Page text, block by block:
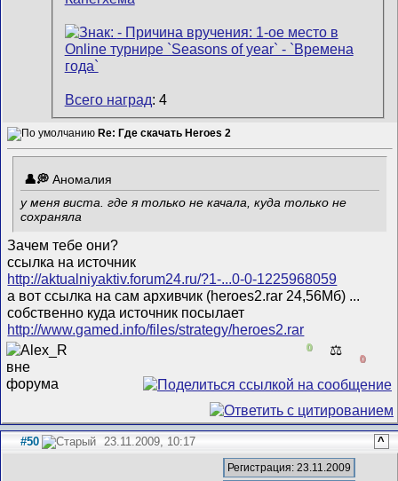
Всего наград: 4
Re: Где скачать Heroes 2
Аномалия
у меня виста. где я только не качала, куда только не
сохраняла
Зачем тебе они?
ссылка на источник
http://aktualniyaktiv.forum24.ru/?1-...0-0-1225968059
а вот ссылка на сам архивчик (heroes2.rar 24,56Мб) ...
собственно куда источник посылает
http://www.gamed.info/files/strategy/heroes2.rar
0 ⚖️
0
#50 23.11.2009, 10:17 ^
Регистрация: 23.11.2009